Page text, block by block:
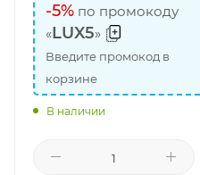
-5% по промокоду
«LUX5»
Введите промокод в
корзине
В наличии